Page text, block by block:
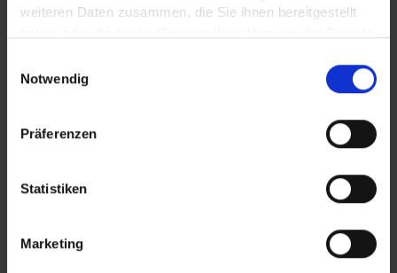
weiteren Daten zusammen, die Sie ihnen bereitgestellt
Notwendig
Präferenzen
Statistiken
Marketing